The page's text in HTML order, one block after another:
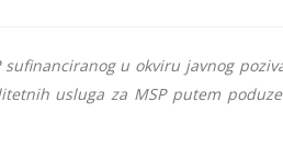
u okviru javnog
usluga za MSP putem